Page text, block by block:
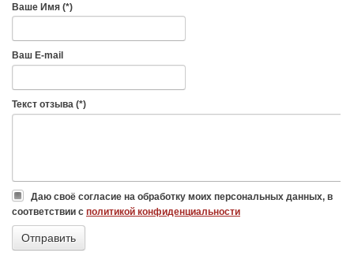
Ваше Имя (*)
Ваш E-mail
Текст отзыва (*)
Даю своё согласие на обработку моих персональных данных, в
соответствии с политикой конфиденциальности